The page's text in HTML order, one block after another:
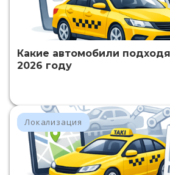
Какие автомобили
2026 году
Локализация